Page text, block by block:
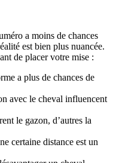
a moins de chances
est bien plus nuancée.
de placer votre mise :
a plus de chances de
avec le cheval influencent
le gazon, d’autres la
certaine distance est un